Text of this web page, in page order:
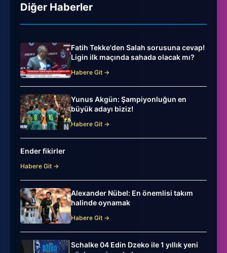
Diğer Haberler
Fatih Tekke'den Salah sorusuna cevap!
Ligin ilk maçında sahada olacak mı?
Habere Git →
Yunus Akgün: Şampiyonluğun en
büyük adayı biziz!
Habere Git →
Ender fikirler
Habere Git →
Alexander Nübel: En önemlisi takım
halinde oynamak
Habere Git →
Schalke 04 Edin Dzeko ile 1 yıllık yeni